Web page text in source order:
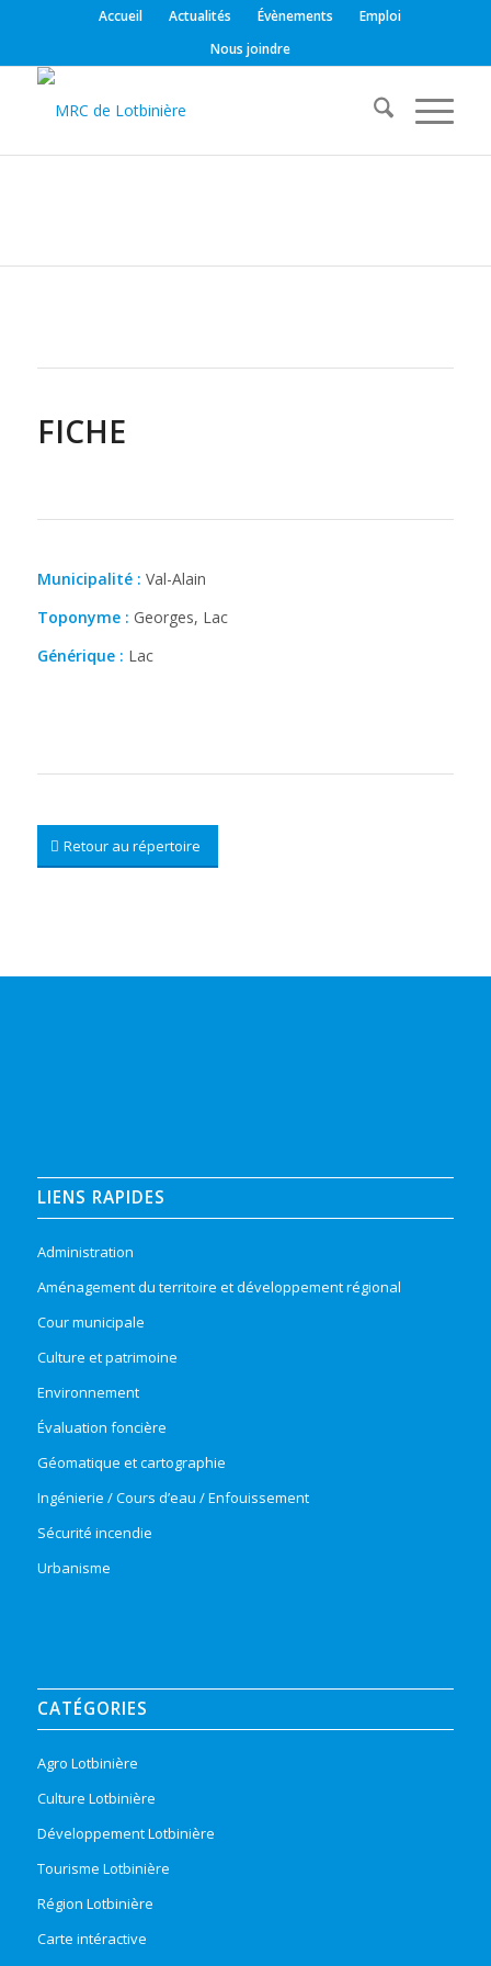
Accueil Actualités Évènements
Emploi
Nous joindre
FICHE
Municipalité : Val-Alain
Toponyme : Georges, Lac
Générique : Lac
Retour au répertoire
LIENS RAPIDES
Administration
Aménagement du territoire et développement régional
Cour municipale
Culture et patrimoine
Environnement
Évaluation foncière
Géomatique et cartographie
Ingénierie / Cours d’eau / Enfouissement
Sécurité incendie
Urbanisme
CATÉGORIES
Agro Lotbinière
Culture Lotbinière
Développement Lotbinière
Tourisme Lotbinière
Région Lotbinière
Carte intéractive